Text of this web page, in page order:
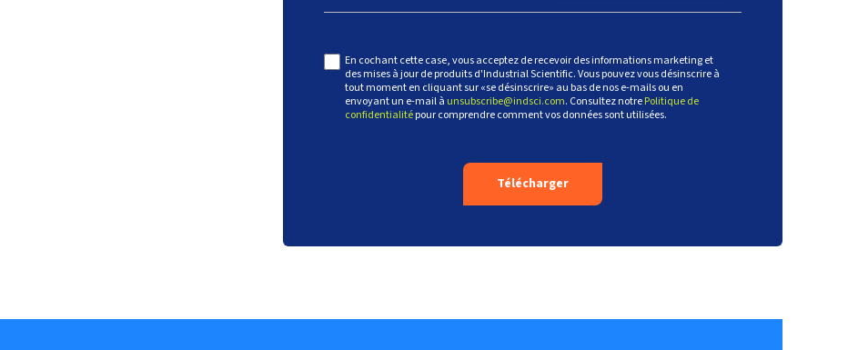
En cochant cette case, vous acceptez de recevoir des informations marketing et
des mises à jour de produits d'Industrial Scientific. Vous pouvez vous désinscrire à
tout moment en cliquant sur «se désinscrire» au bas de nos e-mails ou en
envoyant un e-mail à unsubscribe@indsci.com. Consultez notrePolitique de
confidentialitépour comprendre comment vos données sont utilisées.